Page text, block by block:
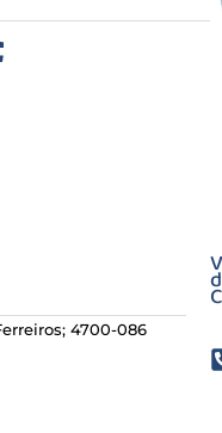
4700-086